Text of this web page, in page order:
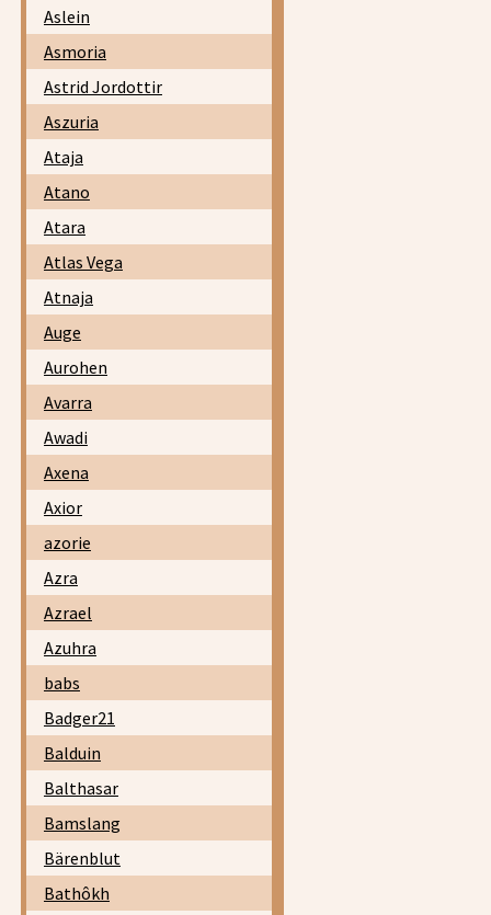
Aslein
Asmoria
Astrid Jordottir
Aszuria
Ataja
Atano
Atara
Atlas Vega
Atnaja
Auge
Aurohen
Avarra
Awadi
Axena
Axior
azorie
Azra
Azrael
Azuhra
babs
Badger21
Balduin
Balthasar
Bamslang
Bärenblut
Bathôkh